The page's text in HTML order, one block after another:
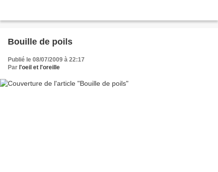
Bouille de poils
Publié le 08/07/2009 à 22:17
Par l'oeil et l'oreille